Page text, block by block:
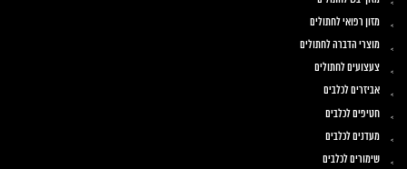
מזון רפואי לחתולים
מוצרי הדברה לחתולים
צעצועים לחתולים
אביזרים לכלבים
חטיפים לכלבים
מעדנים לכלבים
שימורים לכלבים